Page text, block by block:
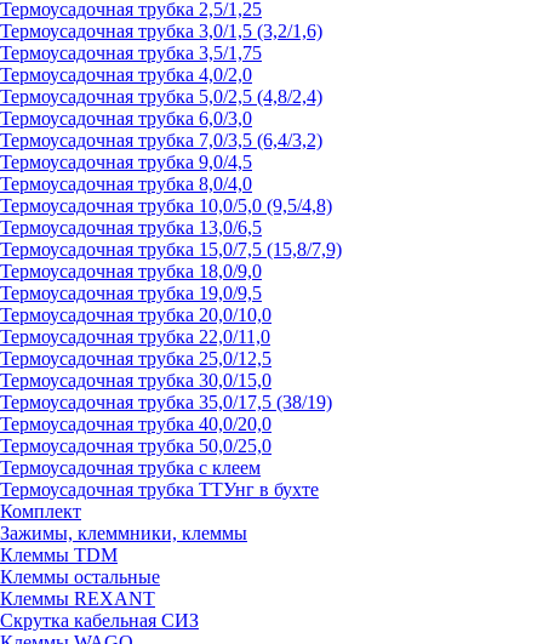
Термоусадочная трубка 2,5/1,25
Термоусадочная трубка 3,0/1,5 (3,2/1,6)
Термоусадочная трубка 3,5/1,75
Термоусадочная трубка 4,0/2,0
Термоусадочная трубка 5,0/2,5 (4,8/2,4)
Термоусадочная трубка 6,0/3,0
Термоусадочная трубка 7,0/3,5 (6,4/3,2)
Термоусадочная трубка 9,0/4,5
Термоусадочная трубка 8,0/4,0
Термоусадочная трубка 10,0/5,0 (9,5/4,8)
Термоусадочная трубка 13,0/6,5
Термоусадочная трубка 15,0/7,5 (15,8/7,9)
Термоусадочная трубка 18,0/9,0
Термоусадочная трубка 19,0/9,5
Термоусадочная трубка 20,0/10,0
Термоусадочная трубка 22,0/11,0
Термоусадочная трубка 25,0/12,5
Термоусадочная трубка 30,0/15,0
Термоусадочная трубка 35,0/17,5 (38/19)
Термоусадочная трубка 40,0/20,0
Термоусадочная трубка 50,0/25,0
Термоусадочная трубка с клеем
Термоусадочная трубка ТТУнг в бухте
Комплект
Зажимы, клеммники, клеммы
Клеммы TDM
Клеммы остальные
Клеммы REXANT
Скрутка кабельная СИЗ